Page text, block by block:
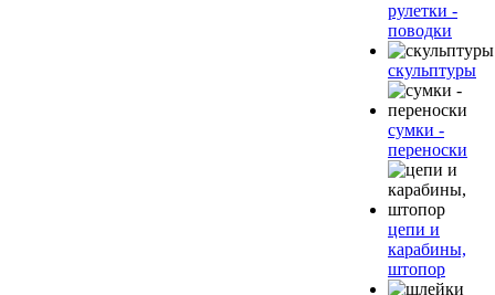
рулетки -
поводки
скульптуры
сумки -
переноски
цепи и
карабины,
штопор